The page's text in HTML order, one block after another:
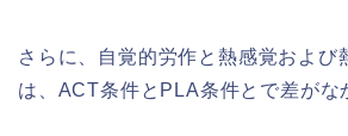
さらに、自覚的労作と熱感覚および
は、ACT条件とPLA条件とで差がな